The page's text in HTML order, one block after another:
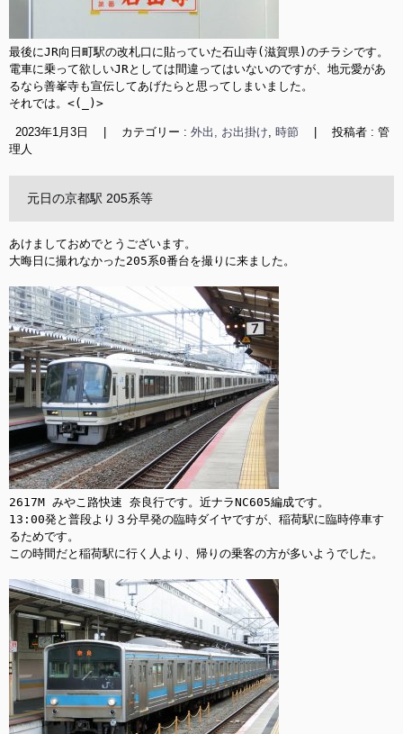
最後にJR向日町駅の改札口に貼っていた石山寺(滋賀県)のチラシです。
電車に乗って欲しいJRとしては間違ってはいないのですが、地元愛があ
るなら善峯寺も宣伝してあげたらと思ってしまいました。
それでは。<(_)>
2023年1月3日 カテゴリー : 外出, お出掛け, 時節
投稿者 : 管
理人
元日の京都駅 205系等
あけましておめでとうございます。
大晦日に撮れなかった205系0番台を撮りに来ました。
2617M みやこ路快速 奈良行です。近ナラNC605編成です。
13:00発と普段より３分早発の臨時ダイヤですが、稲荷駅に臨時停車す
るためです。
この時間だと稲荷駅に行く人より、帰りの乗客の方が多いようでした。